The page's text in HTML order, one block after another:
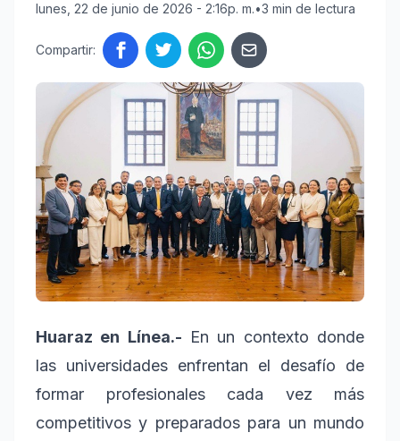
lunes, 22 de junio de 2026 - 2:16p. m.•3 min de lectura
Compartir:
Huaraz en Línea.- En un contexto donde
las universidades enfrentan el desafío de
formar profesionales cada vez más
competitivos y preparados para un mundo